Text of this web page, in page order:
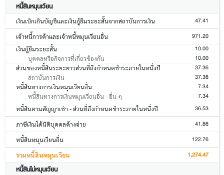
หนี้สินหมุนเวียน
เงินเบิกเกินบัญชีและเงินกู้ยืมระยะสั้นจากสถาบันการเงิน 47.41
เจ้าหนี้การค้าและเจ้าหนี้หมุนเวียนอื่น 971.20
เงินกู้ยืมระยะสั้น 10.00
บุคคลหรือกิจการที่เกี่ยวข้องกัน 10.00
ส่วนของหนี้สินระยะยาวส่วนที่ถึงกำหนดชำระภายในหนึ่งปี 37.36
สถาบันการเงิน 37.36
หนี้สินทางการเงินหมุนเวียนอื่น 7.34
หนี้สินทางการเงินหมุนเวียนอื่น - อื่น ๆ 7.34
หนี้สินตามสัญญาเช่า - ส่วนที่ถึงกำหนดชำระภายในหนึ่งปี 36.53
ภาษีเงินได้นิติบุคคลค้างจ่าย 41.86
หนี้สินหมุนเวียนอื่น 122.76
รวมหนี้สินหมุนเวียน 1,274.47
หนี้สินไม่หมุนเวียน